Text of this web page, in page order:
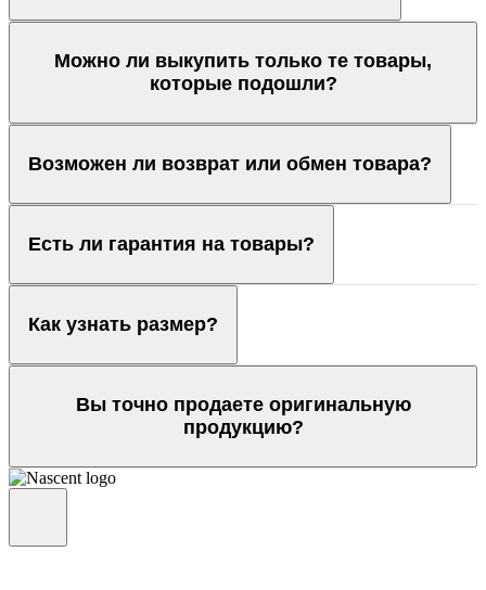
Можно ли выкупить только те товары,
которые подошли?
Возможен ли возврат или обмен товара?
Есть ли гарантия на товары?
Как узнать размер?
Вы точно продаете оригинальную
продукцию?